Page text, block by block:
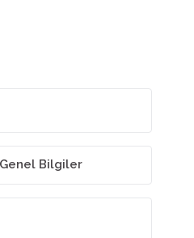
Genel Bilgiler